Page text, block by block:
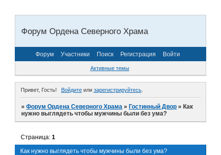
Форум Ордена Северного Храма
Форум Участники Поиск Регистрация Войти
Активные темы
Привет, Гость! Войдитеили зарегистрируйтесь.
»Форум Ордена Северного Храма »Гостинный Двор »Как
нужно выглядеть чтобы мужчины были без ума?
Как нужно выглядеть чтобы мужчины были без ума?
Страница:1